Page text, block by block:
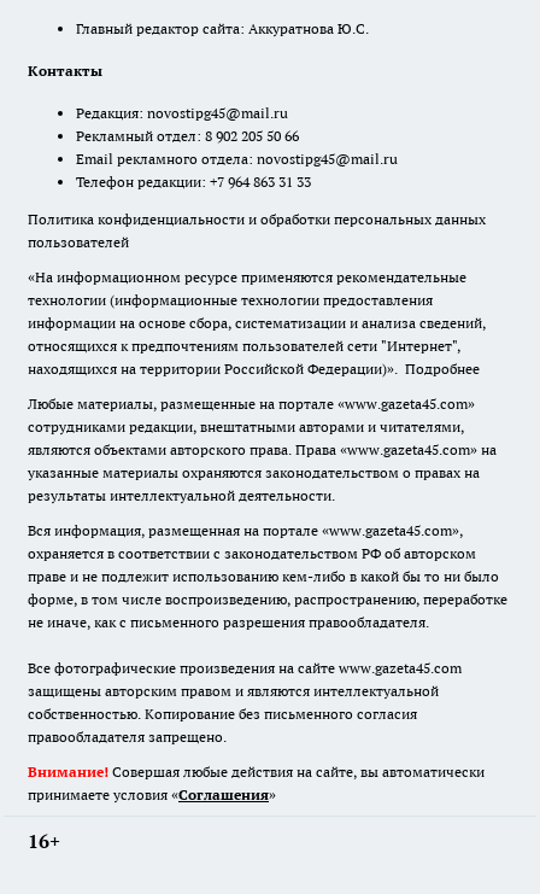
Главный редактор сайта: Аккуратнова Ю.С.
Контакты
Редакция: novostipg45@mail.ru
Рекламный отдел: 8 902 205 50 66
Email рекламного отдела: novostipg45@mail.ru
Телефон редакции: +7 964 863 31 33
Политика конфиденциальности и обработки персональных данных
пользователей
«На информационном ресурсе применяются рекомендательные
технологии (информационные технологии предоставления
информации на основе сбора, систематизации и анализа сведений,
относящихся к предпочтениям пользователей сети "Интернет",
находящихся на территории Российской Федерации)». Подробнее
Любые материалы, размещенные на портале «www.gazeta45.com»
сотрудниками редакции, внештатными авторами и читателями,
являются объектами авторского права. Права «www.gazeta45.com» на
указанные материалы охраняются законодательством о правах на
результаты интеллектуальной деятельности.
Вся информация, размещенная на портале «www.gazeta45.com»,
охраняется в соответствии с законодательством РФ об авторском
праве и не подлежит использованию кем-либо в какой бы то ни было
форме, в том числе воспроизведению, распространению, переработке
не иначе, как с письменного разрешения правообладателя.
Все фотографические произведения на сайте www.gazeta45.com
защищены авторским правом и являются интеллектуальной
собственностью. Копирование без письменного согласия
правообладателя запрещено.
Внимание! Совершая любые действия на сайте, вы автоматически
принимаете условия «Cоглашения»
16+